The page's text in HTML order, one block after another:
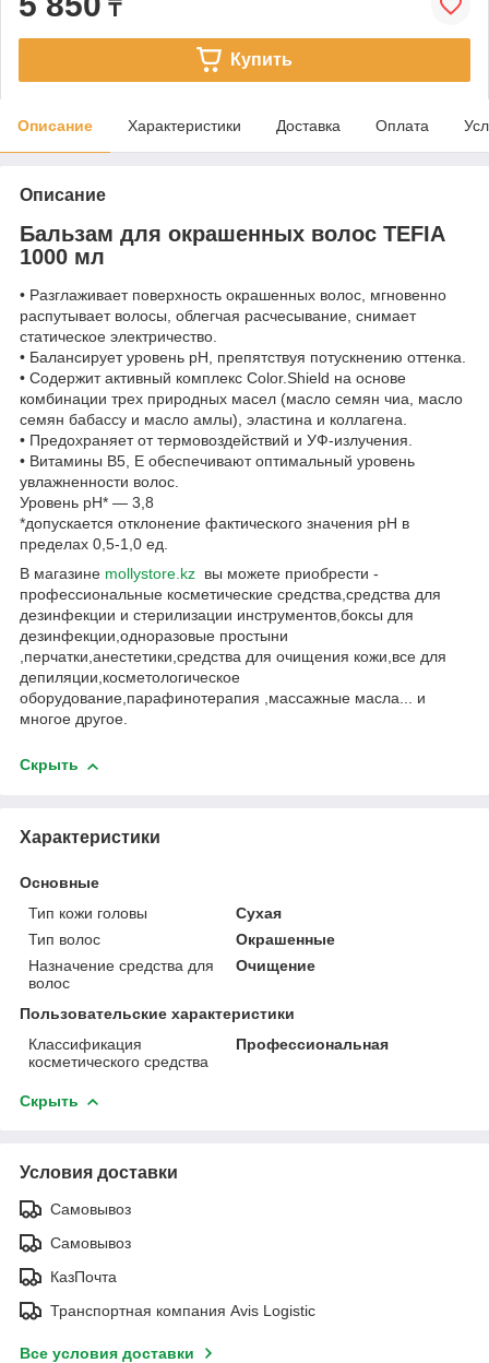
₸
Купить
Описание Характеристики Доставка Оплата
Описание
Бальзам для окрашенных волос TEFIA
1000 мл
• Разглаживает поверхность окрашенных волос, мгновенно
распутывает волосы, облегчая расчесывание, снимает
статическое электричество.
• Балансирует уровень pH, препятствуя потускнению оттенка.
• Содержит активный комплекс Color.Shield на основе
комбинации трех природных масел (масло семян чиа, масло
семян бабассу и масло амлы), эластина и коллагена.
• Предохраняет от термовоздействий и УФ-излучения.
• Витамины B5, E обеспечивают оптимальный уровень
увлажненности волос.
Уровень pH* — 3,8
*допускается отклонение фактического значения pH в
пределах 0,5-1,0 ед.
В магазине mollystore.kz вы можете приобрести -
профессиональные косметические средства,средства для
дезинфекции и стерилизации инструментов,боксы для
дезинфекции,одноразовые простыни
,перчатки,анестетики,средства для очищения кожи,все для
депиляции,косметологическое
оборудование,парафинотерапия ,массажные масла... и
многое другое.
Скрыть
Характеристики
Основные
Тип кожи головы
Сухая
Тип волос
Окрашенные
Назначение средства для
волос
Очищение
Пользовательские характеристики
Классификация
косметического средства
Профессиональная
Скрыть
Условия доставки
Самовывоз
Самовывоз
КазПочта
Транспортная компания Avis Logistic
Все условия доставки